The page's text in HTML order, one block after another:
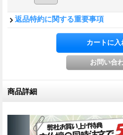
返品特約に関する重要事項
商品詳細